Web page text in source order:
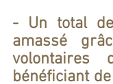
- Un total
amassé
volontaires